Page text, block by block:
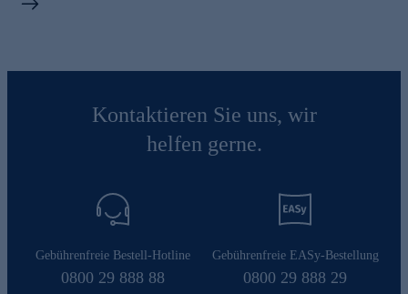
Kontaktieren Sie uns, wir
helfen gerne.
Gebührenfreie Bestell-Hotline
0800 29 888 88
Gebührenfreie EASy-Bestellung
0800 29 888 29